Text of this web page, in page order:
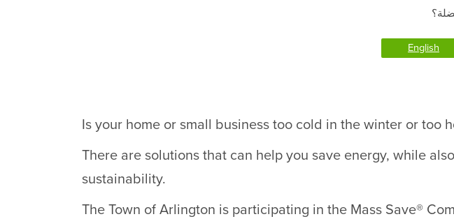
English
Is your home or small business too cold in the winter or too
There are solutions that can help you save energy, while
sustainability.
The Town of Arlington is participating in the Mass Save®